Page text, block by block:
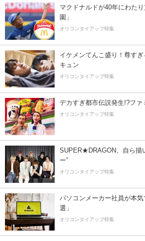
マクドナルドが40年にわた
園」
オリコンタイアップ特集
イケメンてんこ盛り！尊す
キュン
オリコンタイアップ特集
デカすぎ都市伝説発生!?ファ
オリコンタイアップ特集
SUPER★DRAGON、自ら描
ー”
オリコンタイアップ特集
パソコンメーカー社員が本
選」
オリコンタイアップ特集